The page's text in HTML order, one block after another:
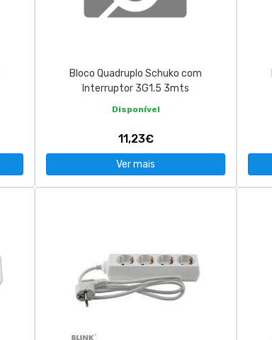
Bloco Quadruplo Schuko com
Interruptor 3G1.5 3mts
Disponível
11,23€
Ver mais